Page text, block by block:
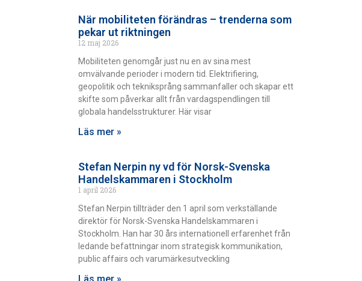
När mobiliteten förändras – trenderna som
pekar ut riktningen
12 maj 2026
Mobiliteten genomgår just nu en av sina mest
omvälvande perioder i modern tid. Elektrifiering,
geopolitik och tekniksprång sammanfaller och skapar ett
skifte som påverkar allt från vardagspendlingen till
globala handelsstrukturer. Här visar
Läs mer »
Stefan Nerpin ny vd för Norsk-Svenska
Handelskammaren i Stockholm
1 april 2026
Stefan Nerpin tillträder den 1 april som verkställande
direktör för Norsk-Svenska Handelskammaren i
Stockholm. Han har 30 års internationell erfarenhet från
ledande befattningar inom strategisk kommunikation,
public affairs och varumärkesutveckling